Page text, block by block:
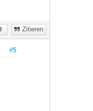
Zitieren
#5